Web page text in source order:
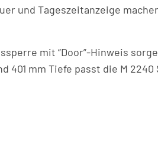
und Tageszeitanzeige
mit “Door”-Hinweis
mm Tiefe passt die M 2240